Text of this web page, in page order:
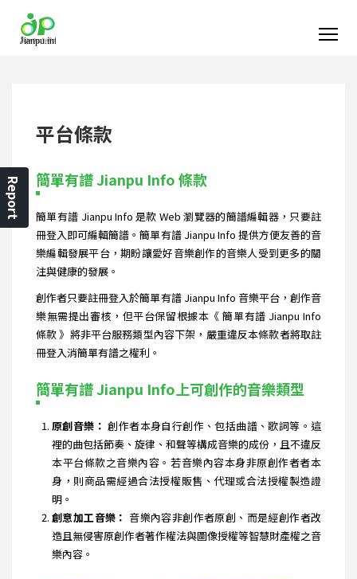
平台條款
簡單有譜 Jianpu Info 條款
簡單有譜 Jianpu Info 是款 Web 瀏覽器的簡譜編輯器，只要註
冊登入即可編輯簡譜。簡單有譜 Jianpu Info 提供方便友善的音
樂編輯發展平台，期盼讓愛好音樂創作的音樂人受到更多的關
注與健康的發展。
創作者只要註冊登入於簡單有譜 Jianpu Info 音樂平台，創作音
樂無需提出審核，但平台保留根據本《 簡單有譜 Jianpu Info
條款 》將非平台服務類型內容下架，嚴重違反本條款者將取註
冊登入消簡單有譜之權利。
簡單有譜 Jianpu Info上可創作的音樂類型
原創音樂： 創作者本身自行創作、包括曲譜、歌詞等。這
裡的曲包括節奏、旋律、和聲等構成音樂的成份，且不違反
本平台條款之音樂內容。若音樂內容本身非原創作者者本
身，則商品需經過合法授權販售、代理或合法授權製造證
明。
創意加工音樂： 音樂內容非創作者原創、而是經創作者改
造且無侵害原創作者著作權法與圖像授權等智慧財產權之音
樂內容。
Report